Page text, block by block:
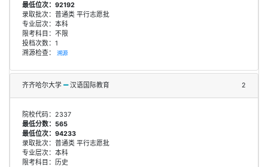
最低位次：92192
录取批次：普通类 平行志愿批
专业层次：本科
限考科目：不限
投档次数：1
溯源检查： 溯源
齐齐哈尔大学 汉语国际教育 2
院校代码：2337
最低分数：565
最低位次：94233
录取批次：普通类 平行志愿批
专业层次：本科
限考科目：历史